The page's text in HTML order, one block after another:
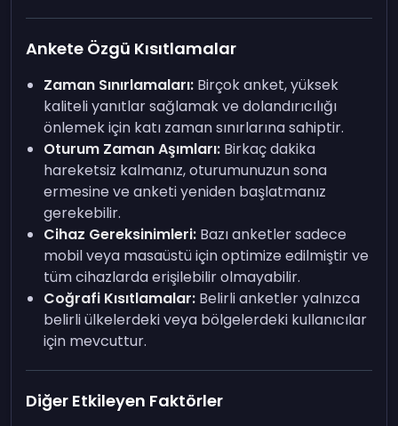
Ankete Özgü Kısıtlamalar
Zaman Sınırlamaları: Birçok anket, yüksek
kaliteli yanıtlar sağlamak ve dolandırıcılığı
önlemek için katı zaman sınırlarına sahiptir.
Oturum Zaman Aşımları: Birkaç dakika
hareketsiz kalmanız, oturumunuzun sona
ermesine ve anketi yeniden başlatmanız
gerekebilir.
Cihaz Gereksinimleri: Bazı anketler sadece
mobil veya masaüstü için optimize edilmiştir ve
tüm cihazlarda erişilebilir olmayabilir.
Coğrafi Kısıtlamalar: Belirli anketler yalnızca
belirli ülkelerdeki veya bölgelerdeki kullanıcılar
için mevcuttur.
Diğer Etkileyen Faktörler